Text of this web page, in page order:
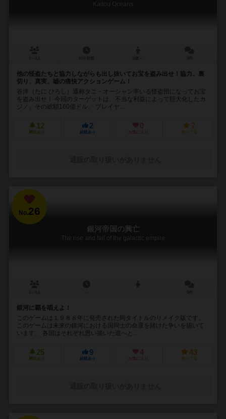
Kaitou Oceans
他の怪盗たちと協力しながらも出し抜いてお宝を盗み出せ！協力、裏
切り、真実、嘘の痛快アクションゲーム！
谷洋（たに ひろし）通称タニ・オーシャン率いる怪盗団になってお宝
を盗み出せ！ 今回のターゲットは、不当な利益によって巨大化したカ
ジノ。その総額160億ドル。 プレイヤ...
12
興味あり
2
経験あり
0
お気に入り
7
持ってる
No.26
銀河帝国の興亡
The rise and fall of the galactic empire
銀河に覇を唱えよ！
このゲームは１９８８年に発売された同タイトルのリメイク版です。
このゲームは未来の銀河における国同士の命運を賭けた争いを描いて
います。 各国はそれぞれ思い描いた道へと...
25
興味あり
9
経験あり
4
お気に入り
43
持ってる